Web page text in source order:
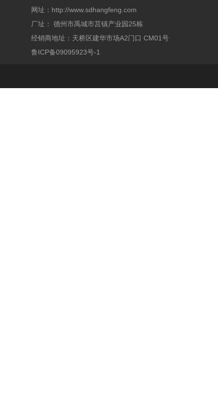
网址： http://www.sdhangfeng.com
厂址： 德州市禹城市莒镇产业园25栋
经销商地址：天桥区建华市场A2门口 CM01号
鲁ICP备09095923号-1